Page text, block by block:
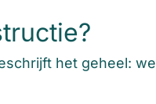
het geheel: